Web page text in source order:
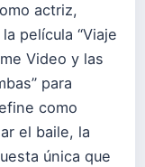
actriz,
película “Viaje
Video y las
para
como
el baile, la
única que